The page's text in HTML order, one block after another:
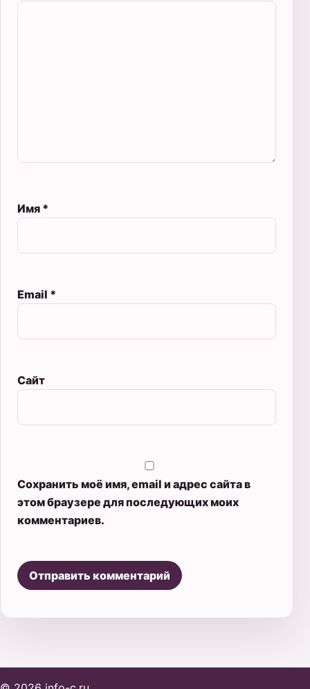
Имя *
Email *
Сайт
Сохранить моё имя, email и адрес сайта в
этом браузере для последующих моих
комментариев.